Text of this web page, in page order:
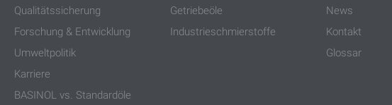
Qualitätssicherung
Forschung & Entwicklung
Umweltpolitik
Karriere
BASINOL vs. Standardöle
Getriebeöle
Industrieschmierstoffe
News
Kontakt
Glossar